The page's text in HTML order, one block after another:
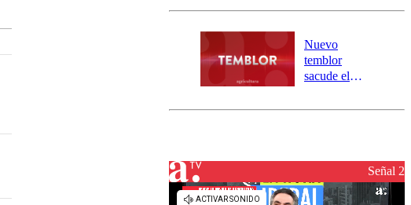
y 317
aisladas entre
Valparaíso y
Los Ríos
Nuevo
temblor
sacude el
revisa la
Señal 2